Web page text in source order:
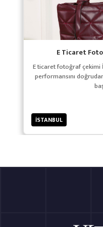
E Ticaret
E ticaret fotoğraf çekimi
performansını
İSTANBUL